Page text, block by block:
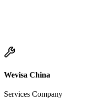
Wevisa China
Services Company